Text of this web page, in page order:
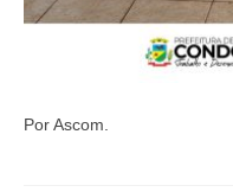
Por Ascom.